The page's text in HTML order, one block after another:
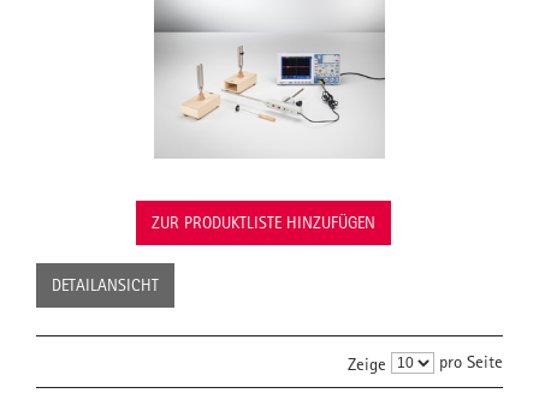
ZUR PRODUKTLISTE HINZUFÜGEN
DETAILANSICHT
Zeige pro Seite